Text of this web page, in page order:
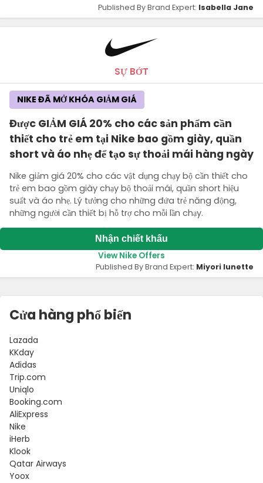
Published By Brand Expert: Isabella Jane
SỰ BỚT
Được GIẢM GIÁ 20% cho các sản phẩm cần
thiết cho trẻ em tại Nike bao gồm giày, quần
short và áo nhẹ để tạo sự thoải mái hàng ngày
Nike giảm giá 20% cho các vật dụng chạy bộ cần thiết cho
trẻ em bao gồm giày chạy bộ thoải mái, quần short hiệu
suất và áo nhẹ. Lý tưởng cho những đứa trẻ năng động,
những người cần thiết bị hỗ trợ cho mỗi lần chạy.
NIKE ĐÃ MỞ KHÓA GIẢM GIÁ
Nhận chiết khấu
View Nike Offers
Published By Brand Expert: Miyori lunette
Cửa hàng phổ biến
Lazada
KKday
Adidas
Trip.com
Uniqlo
Booking.com
AliExpress
Nike
iHerb
Klook
Qatar Airways
Yoox